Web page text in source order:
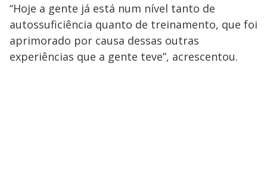
“Hoje a gente já está num nível tanto de
autossuficiência quanto de treinamento, que foi
aprimorado por causa dessas outras
experiências que a gente teve”, acrescentou.